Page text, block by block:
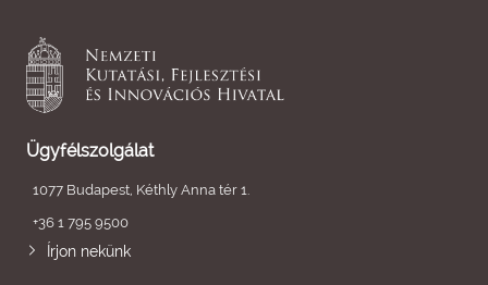
Ügyfélszolgálat
1077 Budapest, Kéthly Anna tér 1.
+36 1 795 9500
Írjon nekünk